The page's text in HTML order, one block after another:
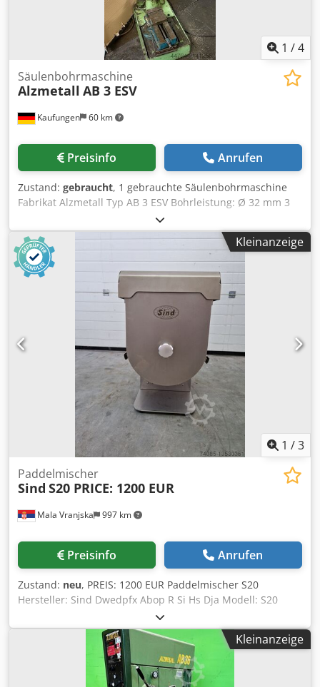
1 /4
Kaufungen 60 km
Säulenbohrmaschine
Alzmetall AB 3 ESV
Preisinfo Anrufen
Zustand: gebraucht, 1 gebrauchte Säulenbohrmaschine
Fabrikat Alzmetall Typ AB 3 ESV Bohrleistung: Ø 32 mm 3
automatische Bohrvorschübe Spindelaufnahme: MK 3
Abstand Spindelnase - Tisch: 545 mm Ausladung: 290 mm
Pinolhub: 160 mm Säulendurchmesser: Ø 220 mm
Abmessungen: 1150 x 650 x 2000 mm Gewicht: 850 kg
Dwjdsyqr Dhepfx Ab Dea
Kleinanzeige
1 /3
Mala Vranjska 997 km
Paddelmischer
Sind S20 PRICE: 1200 EUR
Preisinfo Anrufen
Zustand: neu, PREIS: 1200 EUR Paddelmischer S20
Hersteller: Sind Dwedpfx Abop R Si Hs Dja Modell: S20
Abmessungen: 550x320x580 mm Elektrische Leistung: 0,55
kW Kapazität: 28 L / 20 kg
Kleinanzeige